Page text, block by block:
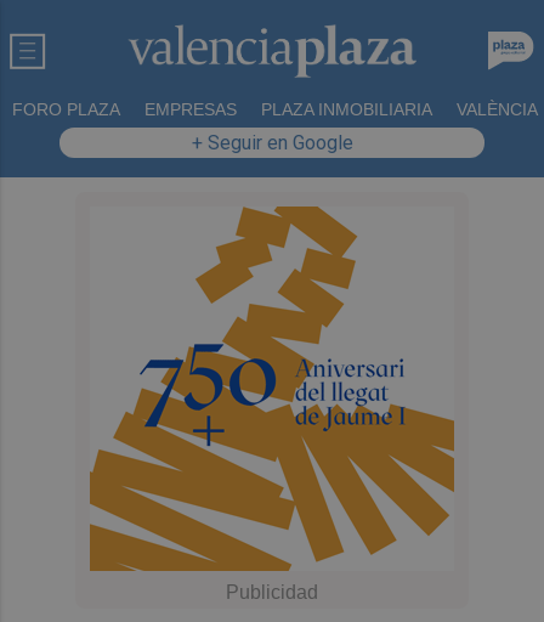
FORO PLAZA EMPRESAS PLAZA INMOBILIARIA VALÈNCIA
+ Seguir en Google